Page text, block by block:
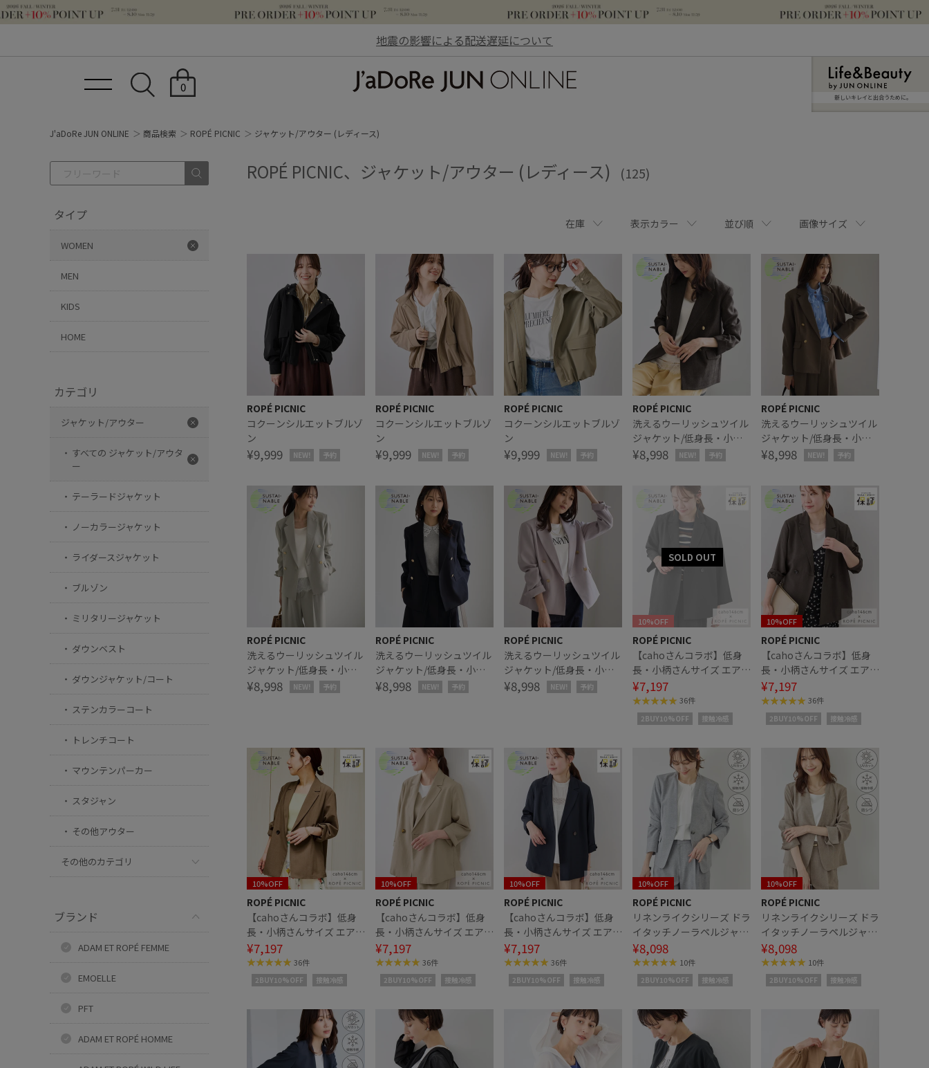
地震の影響による配送遅延について
0
新しいキレイと出合うために。
J'aDoRe JUN ONLINE 商品検索 ROPÉ PICNIC ジャケット/アウター (レディース)
タイプ
WOMEN
MEN
KIDS
HOME
カテゴリ
ジャケット/アウター
すべての ジャケット/アウタ
ー
テーラードジャケット
ノーカラージャケット
ライダースジャケット
ブルゾン
ミリタリージャケット
ダウンベスト
ダウンジャケット/コート
ステンカラーコート
トレンチコート
マウンテンパーカー
スタジャン
その他アウター
その他のカテゴリ
ブランド
ADAM ET ROPÉ FEMME
EMOELLE
PFT
ADAM ET ROPÉ HOMME
ROPÉ PICNIC、ジャケット/アウター (レディース) (125)
在庫 表示カラー 並び順 画像サイズ
ROPÉ PICNIC
コクーンシルエットブルゾ
ン
¥9,999 NEW! 予約
ROPÉ PICNIC
コクーンシルエットブルゾ
ン
¥9,999 NEW! 予約
ROPÉ PICNIC
コクーンシルエットブルゾ
ン
¥9,999 NEW! 予約
ROPÉ PICNIC
洗えるウーリッシュツイル
ジャケット/低身長・小柄
さんサイズ有り
¥8,998 NEW! 予約
ROPÉ PICNIC
洗えるウーリッシュツイル
ジャケット/低身長・小柄
さんサイズ有り
¥8,998 NEW! 予約
ROPÉ PICNIC
洗えるウーリッシュツイル
ジャケット/低身長・小柄
さんサイズ有り
¥8,998 NEW! 予約
ROPÉ PICNIC
洗えるウーリッシュツイル
ジャケット/低身長・小柄
さんサイズ有り
¥8,998 NEW! 予約
ROPÉ PICNIC
洗えるウーリッシュツイル
ジャケット/低身長・小柄
さんサイズ有り
¥8,998 NEW! 予約
10%OFF
ROPÉ PICNIC
【cahoさんコラボ】低身
長・小柄さんサイズ エアリ
ーリネンライク ダブルジャ
ケット
¥7,197
36件
2BUY10%OFF 接触冷感
10%OFF
ROPÉ PICNIC
【cahoさんコラボ】低身
長・小柄さんサイズ エアリ
ーリネンライク ダブルジャ
ケット
¥7,197
36件
2BUY10%OFF 接触冷感
10%OFF
ROPÉ PICNIC
【cahoさんコラボ】低身
長・小柄さんサイズ エアリ
ーリネンライク ダブルジャ
ケット
¥7,197
36件
2BUY10%OFF 接触冷感
10%OFF
ROPÉ PICNIC
【cahoさんコラボ】低身
長・小柄さんサイズ エアリ
ーリネンライク ダブルジャ
ケット
¥7,197
36件
2BUY10%OFF 接触冷感
10%OFF
ROPÉ PICNIC
【cahoさんコラボ】低身
長・小柄さんサイズ エアリ
ーリネンライク ダブルジャ
ケット
¥7,197
36件
2BUY10%OFF 接触冷感
10%OFF
ROPÉ PICNIC
リネンライクシリーズ ドラ
イタッチノーラペルジャケ
ット/UVカット・接触冷
感・防シワ
¥8,098
10件
2BUY10%OFF 接触冷感
10%OFF
ROPÉ PICNIC
リネンライクシリーズ ドラ
イタッチノーラペルジャケ
ット/UVカット・接触冷
感・防シワ
¥8,098
10件
2BUY10%OFF 接触冷感